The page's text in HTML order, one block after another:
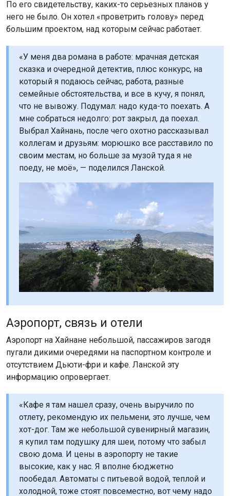
По его свидетельству, каких-то серьезных планов у
него не было. Он хотел «проветрить голову» перед
большим проектом, над которым сейчас работает.
«У меня два романа в работе: мрачная детская
сказка и очередной детектив, плюс конкурс, на
который я подаюсь сейчас, работа, разные
семейные обстоятельства, и все в кучу, я понял,
что не вывожу. Подумал: надо куда-то поехать. А
мне собраться недолго: рот закрыл, да поехал.
Выбрал Хайнань, после чего охотно рассказывал
коллегам и друзьям: морюшко все расставило по
своим местам, но больше за музой туда я не
поеду, не моё», — поделился Ланской.
Аэропорт, связь и отели
Аэропорт на Хайнане небольшой, пассажиров загодя
пугали дикими очередями на паспортном контроле и
отсутствием Дьюти-фри и кафе. Ланской эту
информацию опровергает.
«Кафе я там нашел сразу, очень выручило по
отлету, рекомендую их пельмени, это лучше, чем
хот-дог. Там же небольшой сувенирный магазин,
я купил там подушку для шеи, потому что забыл
свою дома. И цены в аэропорту не такие
высокие, как у нас. Я вполне бюджетно
пообедал. Автоматы с питьевой водой, теплой и
холодной, тоже стоят повсеместно, вот чему надо